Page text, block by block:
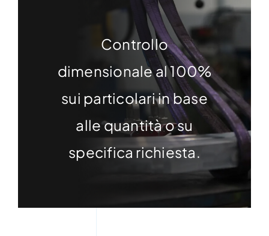
Controllo
dimensionale al 100%
sui particolari in base
alle quantità o su
specifica richiesta.